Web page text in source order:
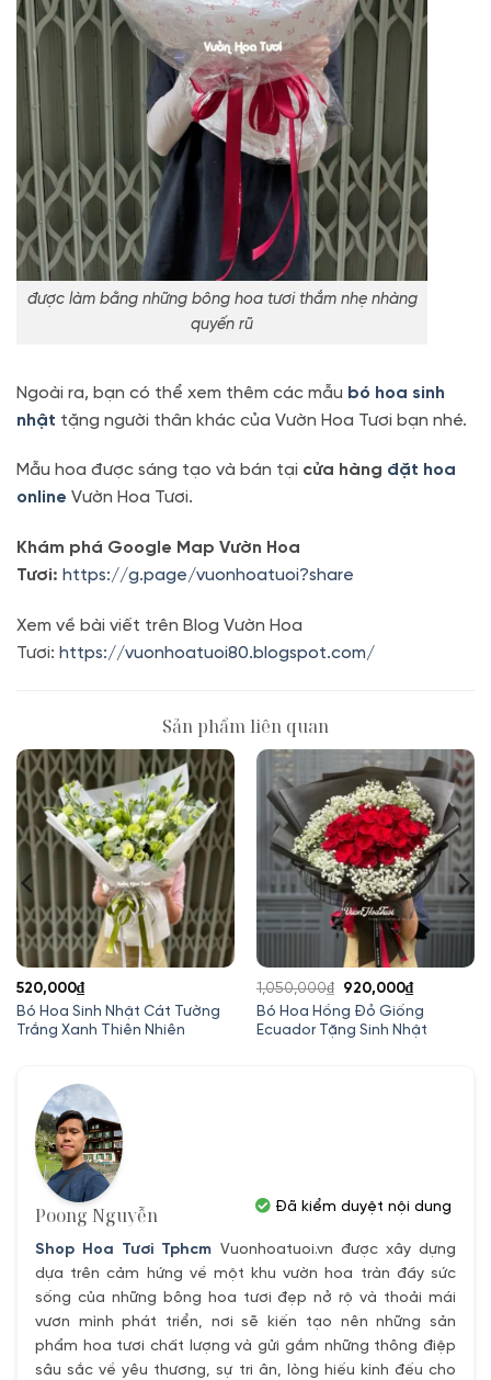
được làm bằng những bông hoa tươi thắm nhẹ nhàng
quyến rũ
Ngoài ra, bạn có thể xem thêm các mẫu bó hoa sinh
nhật tặng người thân khác của Vườn Hoa Tươi bạn nhé.
Mẫu hoa được sáng tạo và bán tại cửa hàng đặt hoa
online Vườn Hoa Tươi.
Khám phá Google Map Vườn Hoa
Tươi: https://g.page/vuonhoatuoi?share
Xem về bài viết trên Blog Vườn Hoa
Tươi: https://vuonhoatuoi80.blogspot.com/
Sản phẩm liên quan
Bó Hoa Sinh Nhật Cát Tường
Trắng Xanh Thiên Nhiên
520,000₫
Bó Hoa Hồng Đỏ Giống
Ecuador Tặng Sinh Nhật
1,050,000₫
Giá
gốc
là:
920,000₫Giá
hiện
tại
Poong Nguyễn
Shop Hoa Tươi Tphcm Vuonhoatuoi.vn được xây dựng
dựa trên cảm hứng về một khu vườn hoa tràn đầy sức
sống của những bông hoa tươi đẹp nở rộ và thoải mái
vươn mình phát triển, nơi sẽ kiến tạo nên những sản
phẩm hoa tươi chất lượng và gửi gắm những thông điệp
sâu sắc về yêu thương, sự tri ân, lòng hiếu kính đếu cho
Đã kiểm duyệt nội dung